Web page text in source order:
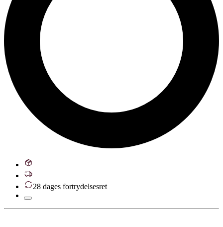
28 dages fortrydelsesret